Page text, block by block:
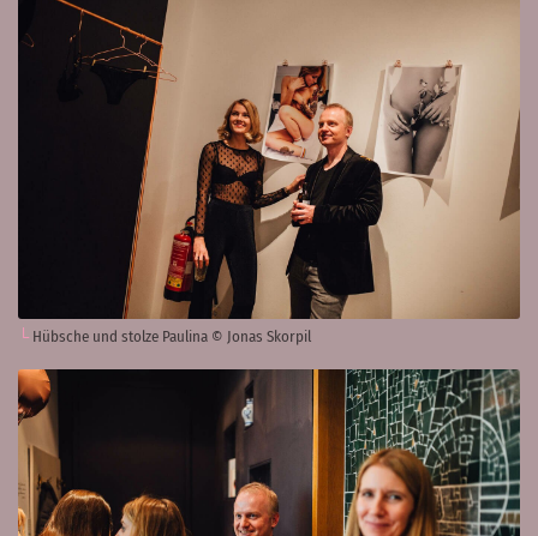
Hübsche und stolze Paulina © Jonas Skorpil